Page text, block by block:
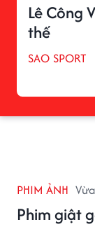
Lê Công
thế
SAO SPORT
PHIM ẢNH
Phim giật